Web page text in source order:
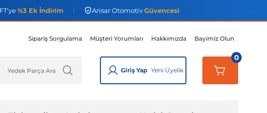
%3 Ek İndirim Arisar OtomotivGüvencesi
Sipariş Sorgulama Müşteri Yorumları Hakkımızda Bayimiz Olun
Giriş Yap Yeni Üyelik
0